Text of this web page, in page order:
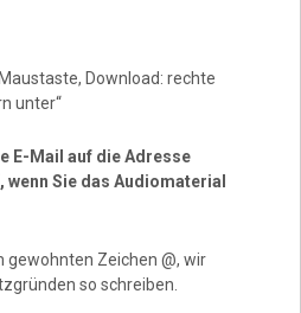
Download: rechte
unter“
E-Mail auf die Adresse
wenn Sie das Audiomaterial
gewohnten Zeichen @, wir
so schreiben.